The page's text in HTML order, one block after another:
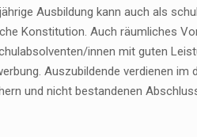
Ausbildung kann auch als
Konstitution. Auch räumliches
innen mit guten
Auszubildende verdienen
und nicht bestandenen